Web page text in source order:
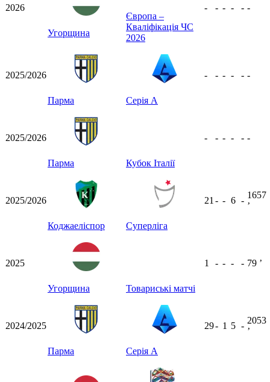
2026
Угорщина
Європа –
Кваліфікація ЧС
2026
- - - - - -
2025/2026
Парма Серія А
- - - - - -
2025/2026
Парма Кубок Італії
- - - - - -
2025/2026
Коджаеліспор Суперліга
21 - - 6 -
1657
ʼ
2025
Угорщина Товариські матчі
1 - - - - 79 ʼ
2024/2025
Парма Серія А
29- 1 5 -
2053
ʼ